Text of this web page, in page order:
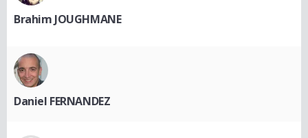
Brahim JOUGHMANE
Daniel FERNANDEZ